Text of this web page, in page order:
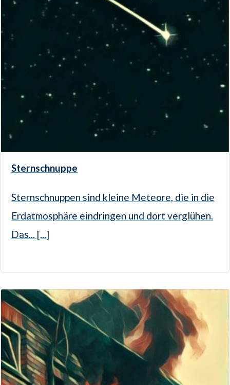
Sternschnuppe
Sternschnuppen sind kleine Meteore, die in die
Erdatmosphäre eindringen und dort verglühen.
Das... [...]